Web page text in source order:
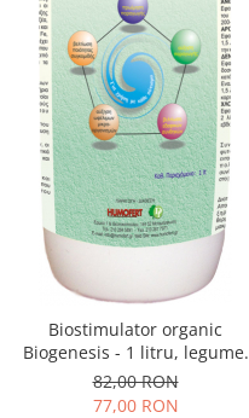
Biostimulator organic
Biogenesis - 1 litru, legume,
cereale, pomi, vie
82,00 RON
77,00 RON